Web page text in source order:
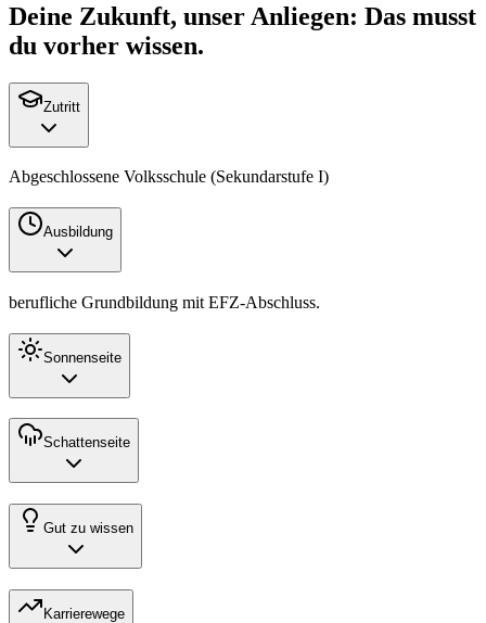
Deine Zukunft, unser Anliegen: Das musst
du vorher wissen.
Zutritt
Abgeschlossene Volksschule (Sekundarstufe I)
Ausbildung
berufliche Grundbildung mit EFZ-Abschluss.
Sonnenseite
Schattenseite
Gut zu wissen
Karrierewege